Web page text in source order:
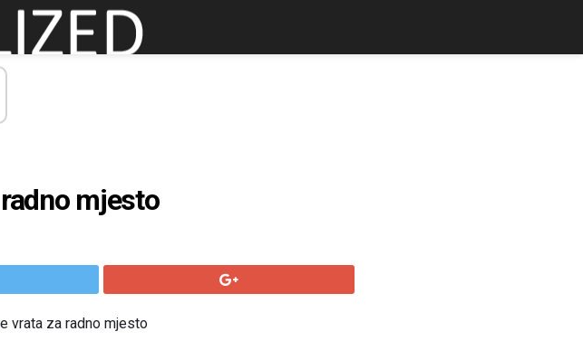
mjesto
vrata za radno mjesto